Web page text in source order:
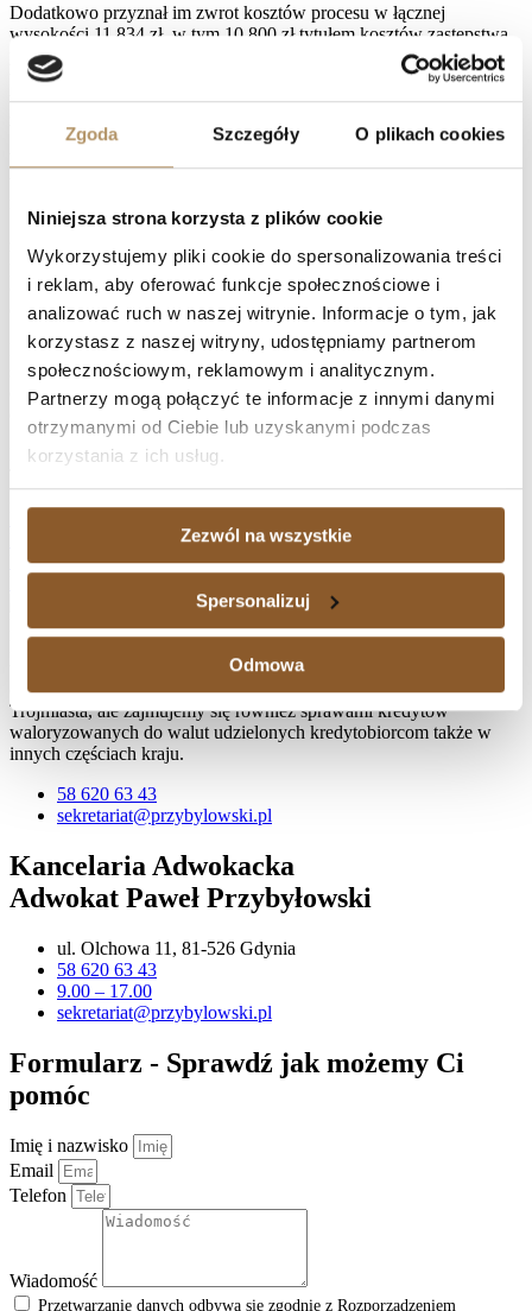
Zgoda Szczegóły O plikach cookies
Niniejsza strona korzysta z plików cookie
Wykorzystujemy pliki cookie do spersonalizowania treści
i reklam, aby oferować funkcje społecznościowe i
analizować ruch w naszej witrynie. Informacje o tym, jak
korzystasz z naszej witryny, udostępniamy partnerom
społecznościowym, reklamowym i analitycznym.
Partnerzy mogą połączyć te informacje z innymi danymi
otrzymanymi od Ciebie lub uzyskanymi podczas
korzystania z ich usług.
Zezwól na wszystkie
Spersonalizuj
Odmowa
Dodatkowo przyznał im zwrot kosztów procesu w łącznej
wysokości 11 834 zł, w tym 10 800 zł tytułem kosztów zastępstwa
procesowego. Zasądzone koszty zostały również objęte
ustawowymi odsetkami za opóźnienie liczonymi od dnia
uprawomocnienia się wyroku do dnia zapłaty. Pozwany Bank
Sąd Apelacyjny zasądził na rzecz Klientów kwotę 8 100 zł tytułem
zwrotu kosztów zastępstwa procesowego poniesionych w
postępowaniu apelacyjnym wraz z ustawowymi odsetkami za
opóźnienie naliczanymi od dnia uprawomocnienia się orzeczenia do
dnia zapłaty.
Prawomocne zakończenie sprawy stanowi kolejne potwierdzenie
skuteczności działań naszej Kancelarii oraz konsekwentnej i
efektywnej reprezentacji Klientów w sporach przeciwko bankom
dotyczących nieważnych umów kredytowych.
Facebook
Bank International AG! (V ACa 713/25)
Korzystny wyrok dla Klientów Kancelarii w sprawie przeciwko
Bankowi BPH SA! (I ACa 2479/23)
Naprawdę warto zawalczyć o swoje prawa, zwłaszcza, jeśli spłata
kredytu waloryzowanego do waluty jest dużym obciążeniem, a
także wtedy, gdy istnieje potrzeba sprzedaży nieruchomości
obciążonej hipoteką. Kancelaria Adwokacka działa na terenie
Trójmiasta, ale zajmujemy się również sprawami kredytów
waloryzowanych do walut udzielonych kredytobiorcom także w
innych częściach kraju.
58 620 63 43
sekretariat@przybylowski.pl
Kancelaria Adwokacka
Adwokat Paweł Przybyłowski
ul. Olchowa 11, 81-526 Gdynia
58 620 63 43
9.00 – 17.00
sekretariat@przybylowski.pl
Formularz - Sprawdź jak możemy Ci
pomóc
Imię i nazwisko
Email
Telefon
Wiadomość
Przetwarzanie danych odbywa się zgodnie z Rozporządzeniem